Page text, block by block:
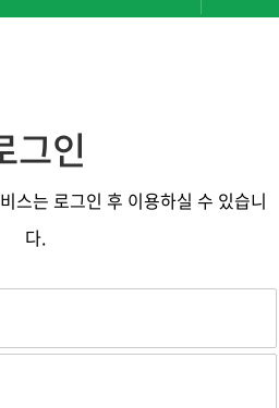
그인
스는 로그인 후 이용하실 수 있습니
다.